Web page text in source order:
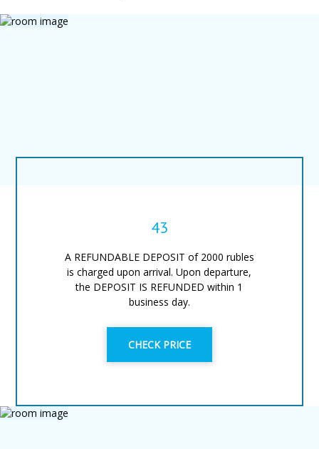
43
A REFUNDABLE DEPOSIT of 2000 rubles
is charged upon arrival. Upon departure,
the DEPOSIT IS REFUNDED within 1
business day.
CHECK PRICE